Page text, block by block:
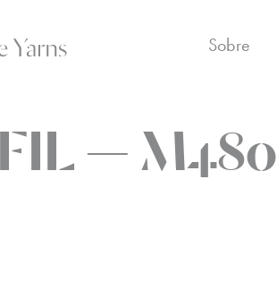
Sobre
— M480